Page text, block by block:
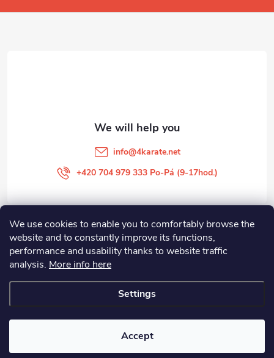
We use cookies to enable you to comfortably browse the
website and to constantly improve its functions,
performance and usability thanks to website traffic
analysis. More info here
Settings
Accept
info@4karate.net
+420 704 979 333 Po-Pá (9-17hod.)
O NÁKUPU
Facebook
Created by Shoptet
Copyright 20264KARATE. All rights reserved.Edit cookie settings